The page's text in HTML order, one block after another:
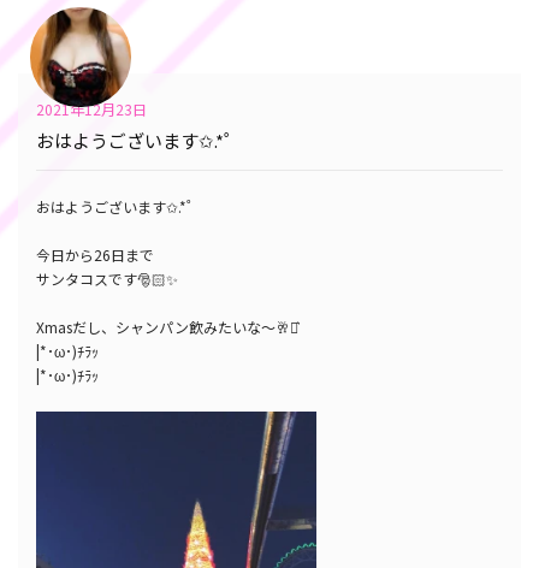
おはようございます✩.*˚
2021年12月23日
おはようございます✩.*˚
今日から26日まで
サンタコスです🎅🏻✨
Xmasだし、シャンパン飲みたいな〜🥂⋆͛
|*･ω･)ﾁﾗｯ
|*･ω･)ﾁﾗｯ